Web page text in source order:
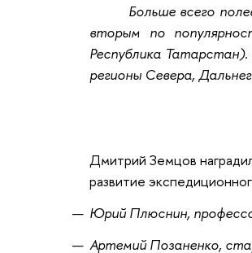
Больше всего
вторым по
Республика
регионы Севера,
Дмитрий Земцов
развитие
Юрий Плюснин,
Артемий Позаненко,